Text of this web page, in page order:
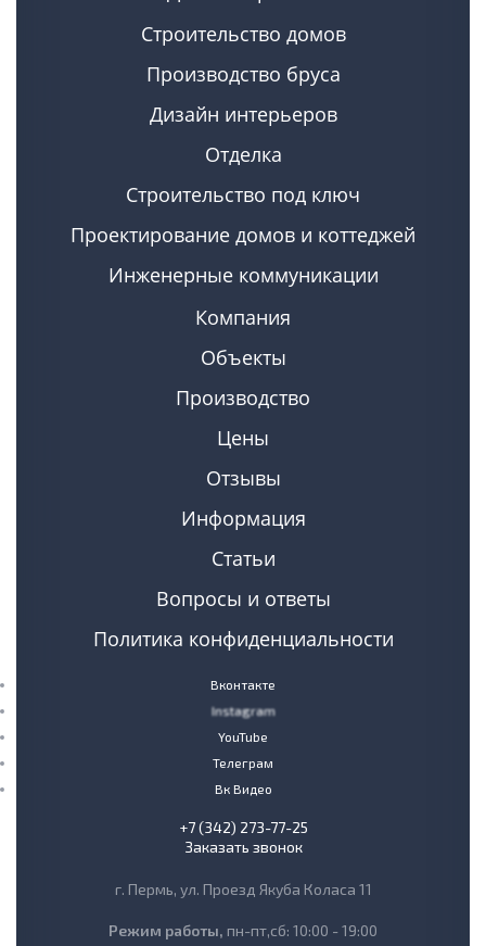
Строительство домов
Производство бруса
Дизайн интерьеров
Отделка
Строительство под ключ
Проектирование домов и коттеджей
Инженерные коммуникации
Компания
Объекты
Производство
Цены
Отзывы
Информация
Статьи
Вопросы и ответы
Политика конфиденциальности
Вконтакте
Instagram
YouTube
Телеграм
Вк Видео
+7 (342) 273-77-25
Заказать звонок
г. Пермь, ул. Проезд Якуба Коласа 11
Режим работы, пн-пт,сб: 10:00 - 19:00